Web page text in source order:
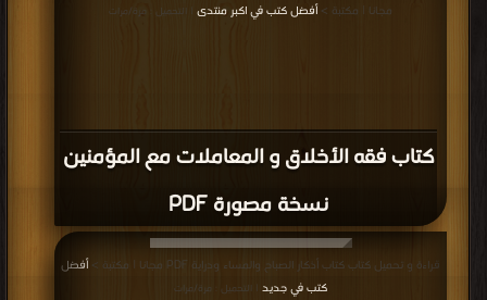
كتاب فقه الأخلاق و المعاملات مع المؤمنين
نسخة مصورة PDF
مجانا | مكتبة >أفضل كتب في اكبر منتدى | التحميل : مرة/مرات
قراءة و تحميل كتاب كتاب أذكار الصباح والمساء ودراية PDF مجانا | مكتبة >
أفضل
كتب في جديد | التحميل : مرة/مرات